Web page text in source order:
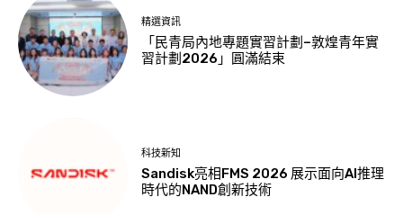
精選資訊
「民青局內地專題實習計劃–敦煌青年實
習計劃2026」圓滿結束
科技新知
Sandisk亮相FMS 2026 展示面向AI推理
時代的NAND創新技術